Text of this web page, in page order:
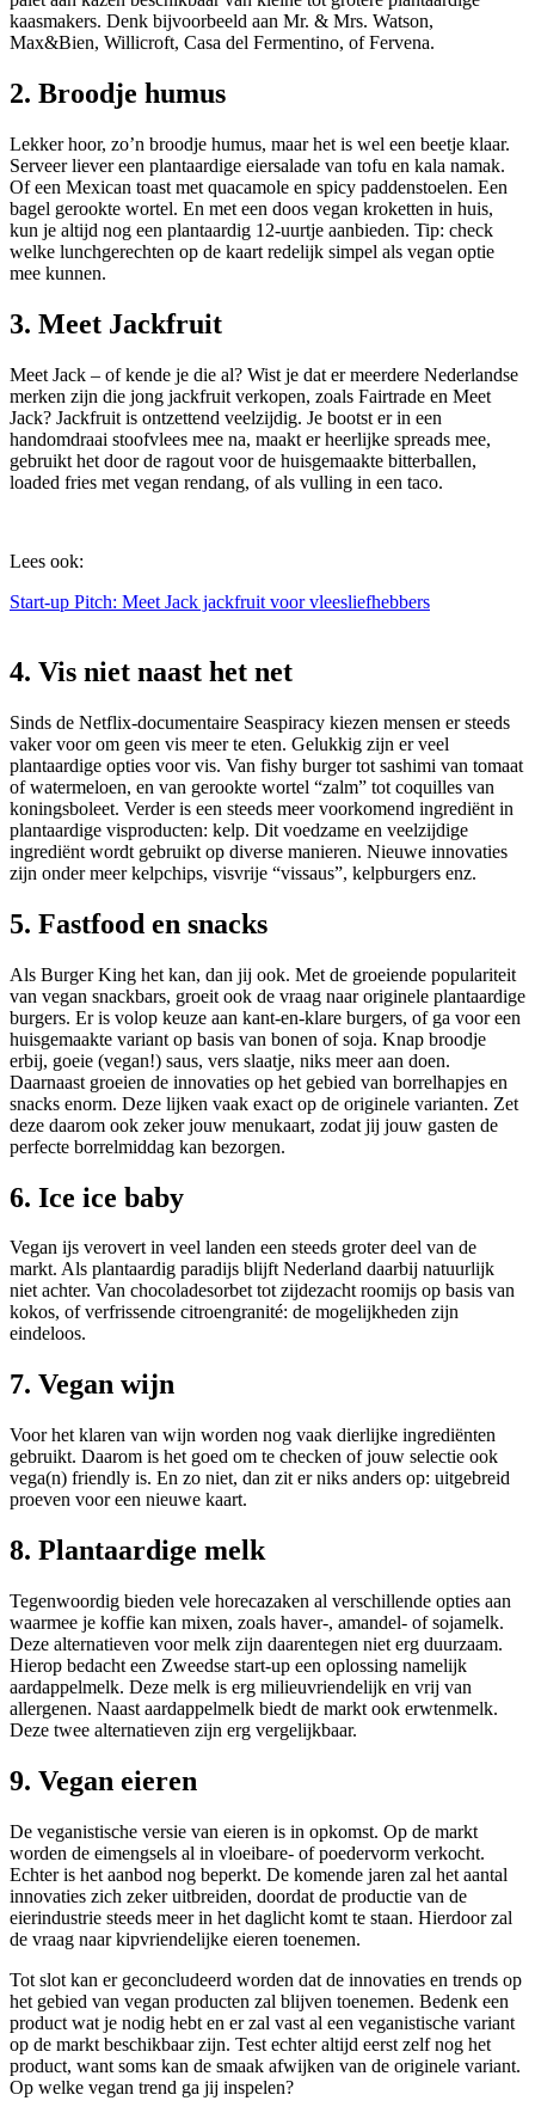
kaasmakers. Denk bijvoorbeeld aan Mr. & Mrs. Watson,
Max&Bien, Willicroft, Casa del Fermentino, of Fervena.
2. Broodje humus
Lekker hoor, zo’n broodje humus, maar het is wel een beetje klaar.
Serveer liever een plantaardige eiersalade van tofu en kala namak.
Of een Mexican toast met quacamole en spicy paddenstoelen. Een
bagel gerookte wortel. En met een doos vegan kroketten in huis,
kun je altijd nog een plantaardig 12-uurtje aanbieden. Tip: check
welke lunchgerechten op de kaart redelijk simpel als vegan optie
mee kunnen.
3. Meet Jackfruit
Meet Jack – of kende je die al? Wist je dat er meerdere Nederlandse
merken zijn die jong jackfruit verkopen, zoals Fairtrade en Meet
Jack? Jackfruit is ontzettend veelzijdig. Je bootst er in een
handomdraai stoofvlees mee na, maakt er heerlijke spreads mee,
gebruikt het door de ragout voor de huisgemaakte bitterballen,
loaded fries met vegan rendang, of als vulling in een taco.
Lees ook:
Start-up Pitch: Meet Jack jackfruit voor vleesliefhebbers
4. Vis niet naast het net
Sinds de Netflix-documentaire Seaspiracy kiezen mensen er steeds
vaker voor om geen vis meer te eten. Gelukkig zijn er veel
plantaardige opties voor vis. Van fishy burger tot sashimi van tomaat
of watermeloen, en van gerookte wortel “zalm” tot coquilles van
koningsboleet. Verder is een steeds meer voorkomend ingrediënt in
plantaardige visproducten: kelp. Dit voedzame en veelzijdige
ingrediënt wordt gebruikt op diverse manieren. Nieuwe innovaties
zijn onder meer kelpchips, visvrije “vissaus”, kelpburgers enz.
5. Fastfood en snacks
Als Burger King het kan, dan jij ook. Met de groeiende populariteit
van vegan snackbars, groeit ook de vraag naar originele plantaardige
burgers. Er is volop keuze aan kant-en-klare burgers, of ga voor een
huisgemaakte variant op basis van bonen of soja. Knap broodje
erbij, goeie (vegan!) saus, vers slaatje, niks meer aan doen.
Daarnaast groeien de innovaties op het gebied van borrelhapjes en
snacks enorm. Deze lijken vaak exact op de originele varianten. Zet
deze daarom ook zeker jouw menukaart, zodat jij jouw gasten de
perfecte borrelmiddag kan bezorgen.
6. Ice ice baby
Vegan ijs verovert in veel landen een steeds groter deel van de
markt. Als plantaardig paradijs blijft Nederland daarbij natuurlijk
niet achter. Van chocoladesorbet tot zijdezacht roomijs op basis van
kokos, of verfrissende citroengranité: de mogelijkheden zijn
eindeloos.
7. Vegan wijn
Voor het klaren van wijn worden nog vaak dierlijke ingrediënten
gebruikt. Daarom is het goed om te checken of jouw selectie ook
vega(n) friendly is. En zo niet, dan zit er niks anders op: uitgebreid
proeven voor een nieuwe kaart.
8. Plantaardige melk
Tegenwoordig bieden vele horecazaken al verschillende opties aan
waarmee je koffie kan mixen, zoals haver-, amandel- of sojamelk.
Deze alternatieven voor melk zijn daarentegen niet erg duurzaam.
Hierop bedacht een Zweedse start-up een oplossing namelijk
aardappelmelk. Deze melk is erg milieuvriendelijk en vrij van
allergenen. Naast aardappelmelk biedt de markt ook erwtenmelk.
Deze twee alternatieven zijn erg vergelijkbaar.
9. Vegan eieren
De veganistische versie van eieren is in opkomst. Op de markt
worden de eimengsels al in vloeibare- of poedervorm verkocht.
Echter is het aanbod nog beperkt. De komende jaren zal het aantal
innovaties zich zeker uitbreiden, doordat de productie van de
eierindustrie steeds meer in het daglicht komt te staan. Hierdoor zal
de vraag naar kipvriendelijke eieren toenemen.
Tot slot kan er geconcludeerd worden dat de innovaties en trends op
het gebied van vegan producten zal blijven toenemen. Bedenk een
product wat je nodig hebt en er zal vast al een veganistische variant
op de markt beschikbaar zijn. Test echter altijd eerst zelf nog het
product, want soms kan de smaak afwijken van de originele variant.
Op welke vegan trend ga jij inspelen?